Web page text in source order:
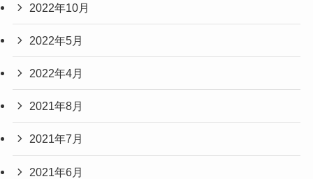
2022年10月
2022年5月
2022年4月
2021年8月
2021年7月
2021年6月